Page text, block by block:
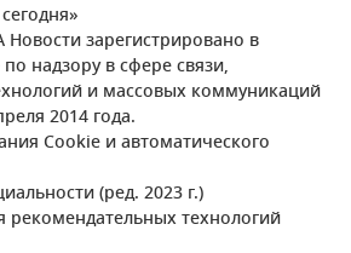
зарегистрировано в
надзору в сфере связи,
и массовых коммуникаций
2014 года.
Cookie и автоматического
(ред. 2023 г.)
технологий